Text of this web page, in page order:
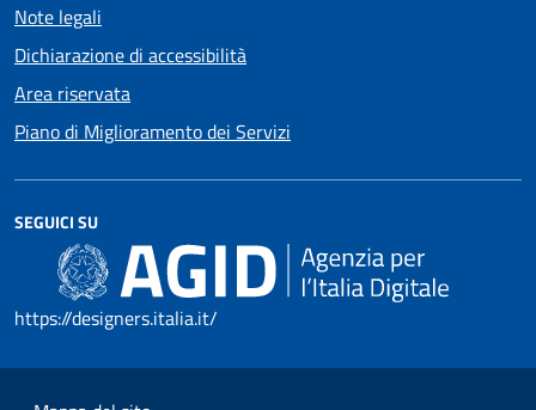
Note legali
Dichiarazione di accessibilità
Area riservata
Piano di Miglioramento dei Servizi
SEGUICI SU
https://designers.italia.it/